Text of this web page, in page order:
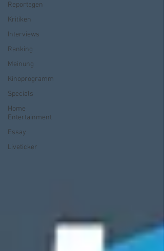
Reportagen
Kritiken
Interviews
Ranking
Meinung
Kinoprogramm
Specials
Home
Entertainment
Essay
Liveticker